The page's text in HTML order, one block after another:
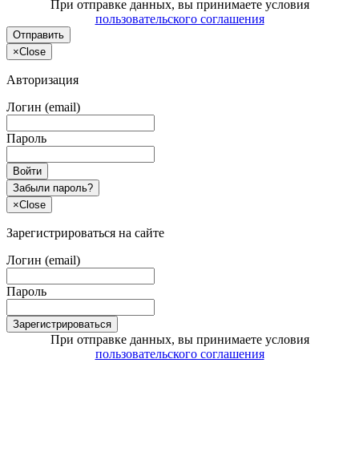
При отправке данных, вы принимаете условия
пользовательского соглашения
Отправить
×Close
Авторизация
Логин (email)
Пароль
Войти
Забыли пароль?
×Close
Зарегистрироваться на сайте
Логин (email)
Пароль
Зарегистрироваться
При отправке данных, вы принимаете условия
пользовательского соглашения